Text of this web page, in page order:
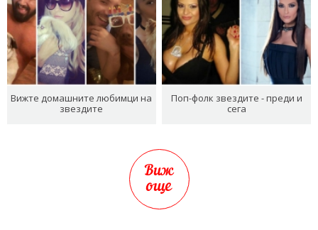
Вижте домашните любимци на
звездите
Поп-фолк звездите - преди и
сега
Виж
още